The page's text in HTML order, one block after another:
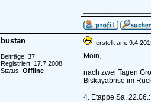
bustan
Beiträge: 37
Registriert: 17.7.2008
Status: Offline
erstellt am:
Moin,
nach zwei Tagen
Biskayabrise im
4. Etappe Sa. 22.06.: